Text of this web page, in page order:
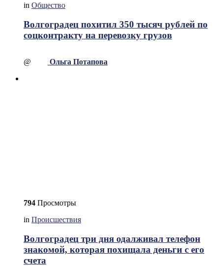
in Общество
Волгоградец похитил 350 тысяч рублей по
соцконтракту на перевозку грузов
@ Ольга Потапова
794 Просмотры
in Происшествия
Волгоградец три дня одалживал телефон
знакомой, которая похищала деньги с его
счета